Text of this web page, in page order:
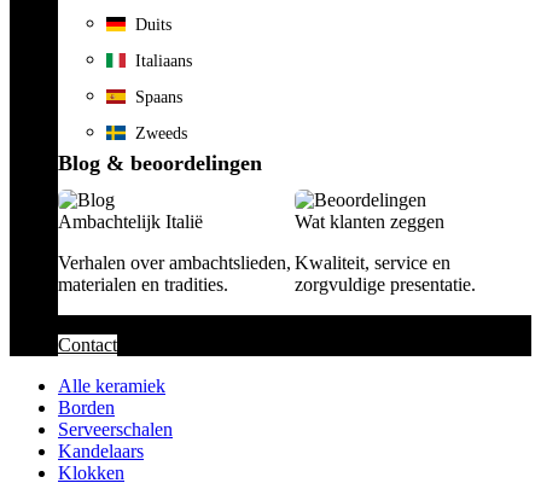
Duits
Italiaans
Spaans
Zweeds
Blog & beoordelingen
Ambachtelijk Italië
Verhalen over ambachtslieden,
materialen en tradities.
Wat klanten zeggen
Kwaliteit, service en
zorgvuldige presentatie.
Contact
Alle keramiek
Borden
Serveerschalen
Kandelaars
Klokken